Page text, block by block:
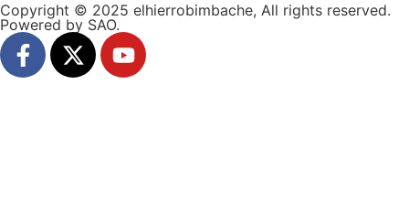
Copyright © 2025 elhierrobimbache, All rights reserved.
Powered by SAO.